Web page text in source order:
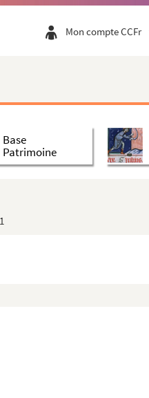
Mon compte CCFr
Base
Patrimoine